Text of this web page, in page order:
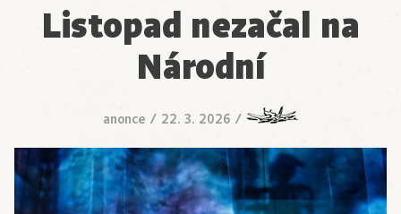
Listopad nezačal na
Národní
anonce / 22. 3. 2026 /